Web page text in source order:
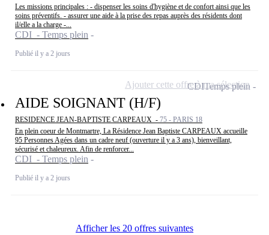
Les missions principales : - dispenser les soins d'hygiène et de confort ainsi que les
soins préventifs. - assurer une aide à la prise des repas auprès des résidents dont
il/elle a la charge -...
CDI - Temps plein
Publié il y a 2 jours
AIDE SOIGNANT (H/F)
RESIDENCE JEAN-BAPTISTE CARPEAUX - 75 - PARIS 18
En plein coeur de Montmartre, La Résidence Jean Baptiste CARPEAUX accueille
95 Personnes Agées dans un cadre neuf (ouverture il y a 3 ans), bienveillant,
sécurisé et chaleureux. Afin de renforcer...
CDI - Temps plein
Publié il y a 2 jours
CDITemps plein
Ajouter cette offre à ma sélection
Afficher les 20 offres suivantes